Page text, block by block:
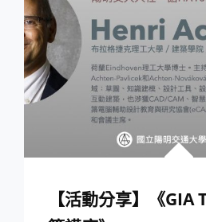
展
為
何
而
策
【活動分享】《GIA